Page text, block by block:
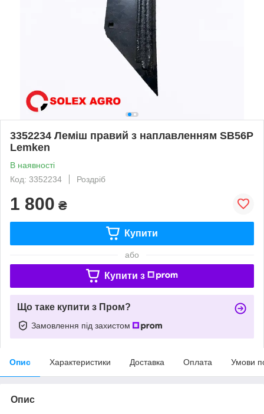
3352234 Леміш правий з наплавленням SB56P
Lemken
В наявності
Код: 3352234
Роздріб
1 800 ₴
Купити
або
Купити з
Що таке купити з Пром?
Замовлення під захистом
Опис Характеристики Доставка Оплата Умови
Опис